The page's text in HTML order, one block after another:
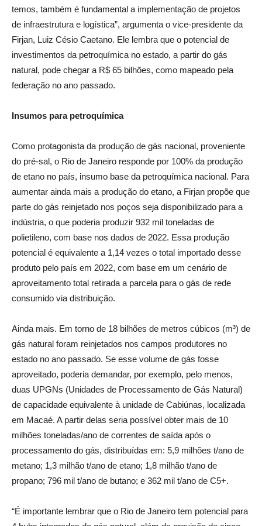
temos, também é fundamental a implementação de projetos
de infraestrutura e logística”, argumenta o vice-presidente da
Firjan, Luiz Césio Caetano. Ele lembra que o potencial de
investimentos da petroquímica no estado, a partir do gás
natural, pode chegar a R$ 65 bilhões, como mapeado pela
federação no ano passado.
Insumos para petroquímica
Como protagonista da produção de gás nacional, proveniente
do pré-sal, o Rio de Janeiro responde por 100% da produção
de etano no país, insumo base da petroquímica nacional. Para
aumentar ainda mais a produção do etano, a Firjan propõe que
parte do gás reinjetado nos poços seja disponibilizado para a
indústria, o que poderia produzir 932 mil toneladas de
polietileno, com base nos dados de 2022. Essa produção
potencial é equivalente a 1,14 vezes o total importado desse
produto pelo país em 2022, com base em um cenário de
aproveitamento total retirada a parcela para o gás de rede
consumido via distribuição.
Ainda mais. Em torno de 18 bilhões de metros cúbicos (m³) de
gás natural foram reinjetados nos campos produtores no
estado no ano passado. Se esse volume de gás fosse
aproveitado, poderia demandar, por exemplo, pelo menos,
duas UPGNs (Unidades de Processamento de Gás Natural)
de capacidade equivalente à unidade de Cabiúnas, localizada
em Macaé. A partir delas seria possível obter mais de 10
milhões toneladas/ano de correntes de saída após o
processamento do gás, distribuídas em: 5,9 milhões t/ano de
metano; 1,3 milhão t/ano de etano; 1,8 milhão t/ano de
propano; 796 mil t/ano de butano; e 362 mil t/ano de C5+.
“É importante lembrar que o Rio de Janeiro tem potencial para